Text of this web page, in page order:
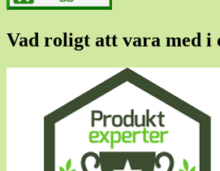
Vad roligt att vara med i